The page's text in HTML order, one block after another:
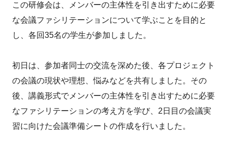
この研修会は、メンバーの主体性を引き出すために必要
な会議ファシリテーションについて学ぶことを目的と
し、各回35名の学生が参加しました。
初日は、参加者同士の交流を深めた後、各プロジェクト
の会議の現状や理想、悩みなどを共有しました。その
後、講義形式でメンバーの主体性を引き出すために必要
なファシリテーションの考え方を学び、2日目の会議実
習に向けた会議準備シートの作成を行いました。